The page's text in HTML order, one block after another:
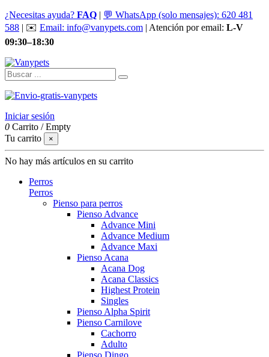
¿Necesitas ayuda? FAQ | 💬 WhatsApp (solo mensajes): 620 481
588 | ✉️ Email: info@vanypets.com | Atención por email: L-V
09:30–18:30
Iniciar sesión
0 Carrito /Empty
Tu carrito
×
No hay más artículos en su carrito
Perros
Perros
Pienso para perros
Pienso Advance
Advance Mini
Advance Medium
Advance Maxi
Pienso Acana
Acana Dog
Acana Classics
Highest Protein
Singles
Pienso Alpha Spirit
Pienso Carnilove
Cachorro
Adulto
Pienso Dingo